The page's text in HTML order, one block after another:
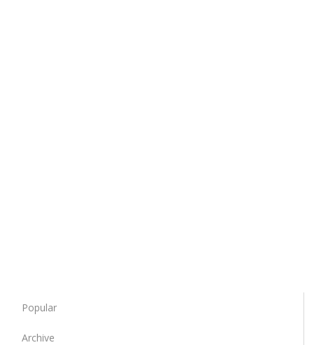
Popular
Archive